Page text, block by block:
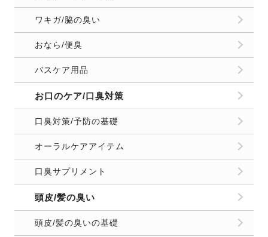
ワキガ/脇の臭い
おなら/便臭
バスケア用品
お口のケア/口臭対策
口臭対策/予防の基礎
オーラルケアアイテム
口臭サプリメント
頭皮/髪の臭い
頭皮/髪の臭いの基礎